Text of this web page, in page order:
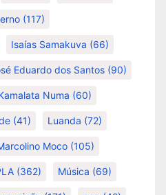
(117)
Isaías Samakuva (66)
Eduardo dos Santos (90)
Numa (60)
(41) Luanda (72)
Moco (105)
(362) Música (69)